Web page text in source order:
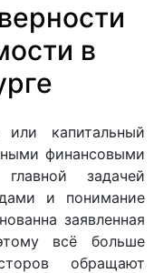
в
или капитальный
финансовыми
задачей
и понимание
заявленная
всё больше
обращают